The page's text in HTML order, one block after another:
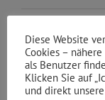
Mündliche
Frauen mit
Diese Website
Cookies –
als Benutzer
Klicken Sie auf
und direkt